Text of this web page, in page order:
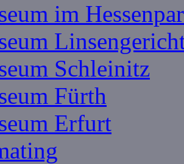
im
Schleinitz
Fürth
Erfurt